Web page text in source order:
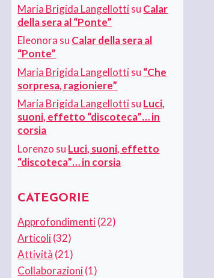
Maria Brigida Langellottisu Calar
della sera al “Ponte”
Eleonora su Calar della sera al
“Ponte”
Maria Brigida Langellottisu “Che
sorpresa, ragioniere”
Maria Brigida Langellottisu Luci,
suoni, effetto “discoteca”… in
corsia
Lorenzo su Luci, suoni, effetto
“discoteca”… in corsia
CATEGORIE
Approfondimenti(22)
Articoli(32)
Attività (21)
Collaborazioni(1)